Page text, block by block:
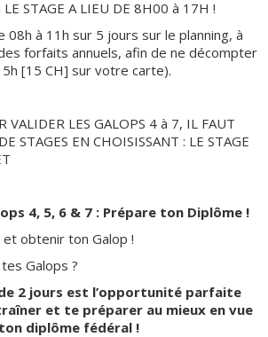
STAGE A LIEU DE 8H00 à 17H !
08h à 11h sur 5 jours sur le planning, à
forfaits annuels, afin de ne décompter
[15 CH] sur votre carte).
VALIDER LES GALOPS 4 à 7, IL FAUT
STAGES EN CHOISISSANT : LE STAGE
4, 5, 6 & 7 : Prépare ton Diplôme !
obtenir ton Galop !
Galops ?
2 jours est l’opportunité parfaite
et te préparer au mieux en vue
diplôme fédéral !